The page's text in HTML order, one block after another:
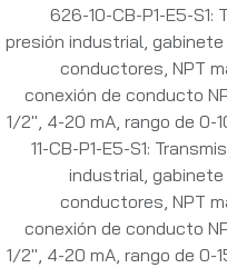
626-10-CB-P1-E5-S1:
presión industrial,
conductores, NPT
conexión de conducto
1/2", 4-20 mA, rango de 0-
11-CB-P1-E5-S1:
industrial,
conductores, NPT
conexión de conducto
1/2", 4-20 mA, rango de 0-